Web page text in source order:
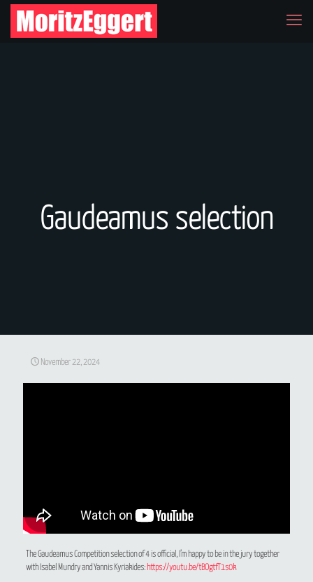
Gaudeamus selection
November 22, 2024
The Gaudeamus Competition selection of 4 is official, I’m happy to be in the jury together
with Isabel Mundry and Yannis Kyriakides: https://youtu.be/tBOgtfT1s0k